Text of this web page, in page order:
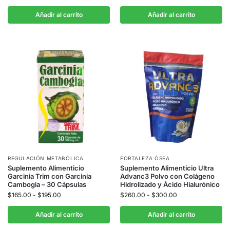
Añadir al carrito Añadir al carrito
REGULACIÓN METABÓLICA
Suplemento Alimenticio
Garcinia Trim con Garcinia
Cambogia – 30 Cápsulas
$165.00 - $195.00
Añadir al carrito
FORTALEZA ÓSEA
Suplemento Alimenticio Ultra
Advanc3 Polvo con Colágeno
Hidrolizado y Ácido Hialurónico
$260.00 - $300.00
Añadir al carrito